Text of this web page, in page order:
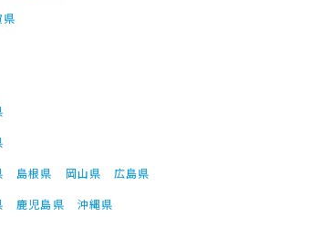
県
島根県 岡山県
広島県
鹿児島県 沖縄県